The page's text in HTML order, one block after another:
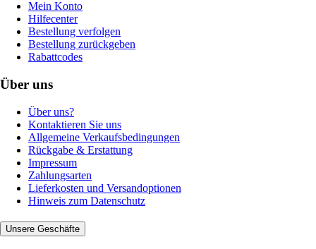
Mein Konto
Hilfecenter
Bestellung verfolgen
Bestellung zurückgeben
Rabattcodes
Über uns
Über uns?
Kontaktieren Sie uns
Allgemeine Verkaufsbedingungen
Rückgabe & Erstattung
Impressum
Zahlungsarten
Lieferkosten und Versandoptionen
Hinweis zum Datenschutz
Unsere Geschäfte